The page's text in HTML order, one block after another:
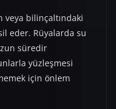
veya bilinçaltındaki
eder. Rüyalarda su
süredir
yüzleşmesi
için önlem